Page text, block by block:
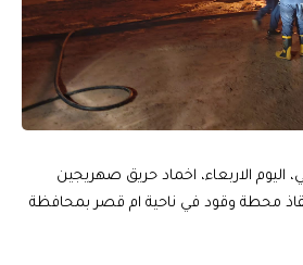
اليوم الاربعاء، اخماد حريق صهريجين
محطة وقود في ناحية ام قصر بمحافظة